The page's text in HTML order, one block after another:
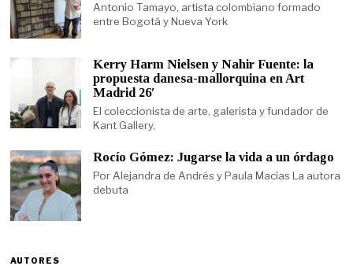
Antonio Tamayo, artista colombiano formado
entre Bogotá y Nueva York
Kerry Harm Nielsen y Nahir Fuente: la
propuesta danesa-mallorquina en Art
Madrid 26′
El coleccionista de arte, galerista y fundador de
Kant Gallery,
Rocío Gómez: Jugarse la vida a un órdago
Por Alejandra de Andrés y Paula Macías La autora
debuta
AUTORES